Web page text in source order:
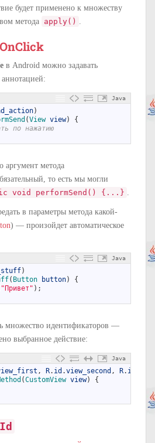
будет применено к множеству
метода apply()
в Android можно задавать
Java
)
(View view)
{
по нажатию
аргумент метода
то есть мы могли
void performSend() {...}
в параметры метода какой-
) — произойдет автоматическое
Java
)
( Button button)
{
"Привет" ) ;
множество идентификаторов —
выбранное действие:
Java
, R. id .view_second , R. id
(CustomView view)
{